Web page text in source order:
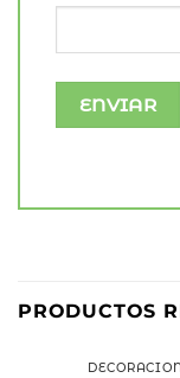
PRODUCTOS